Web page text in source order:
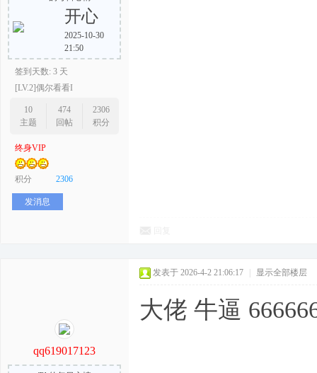
开心
2025-10-30
21:50
签到天数: 3 天
[LV.2]偶尔看看I
10
主题
474
回帖
2306
积分
终身VIP
积分 2306
发消息
qq619017123
发表于 2026-4-2 21:06:17 显示全部楼层
大佬 牛逼